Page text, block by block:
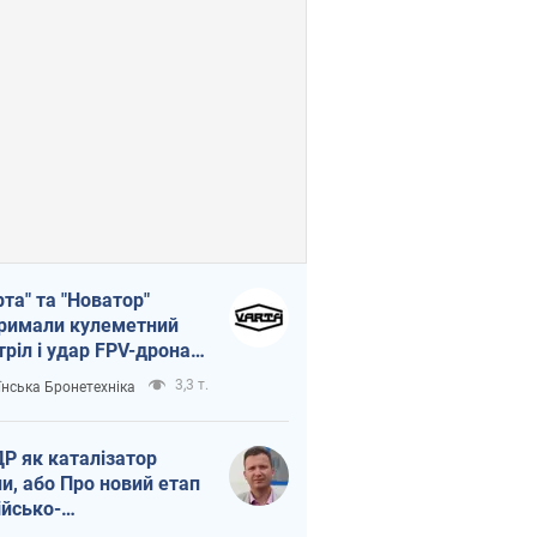
та "Новатор"
кулеметний
і удар FPV-дрона,
життя
ЗСУ
Бронетехніка 3,3 т.
як каталізатор
або Про новий етап